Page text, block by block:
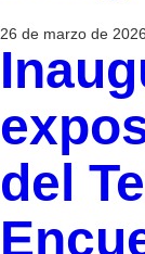
26 de marzo de 2026
del